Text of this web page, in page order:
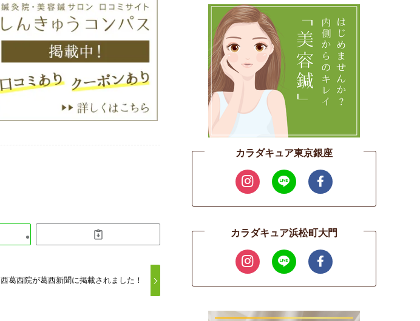
西葛西院が葛西新聞に掲載されました！
カラダキュア東京銀座
カラダキュア浜松町大門